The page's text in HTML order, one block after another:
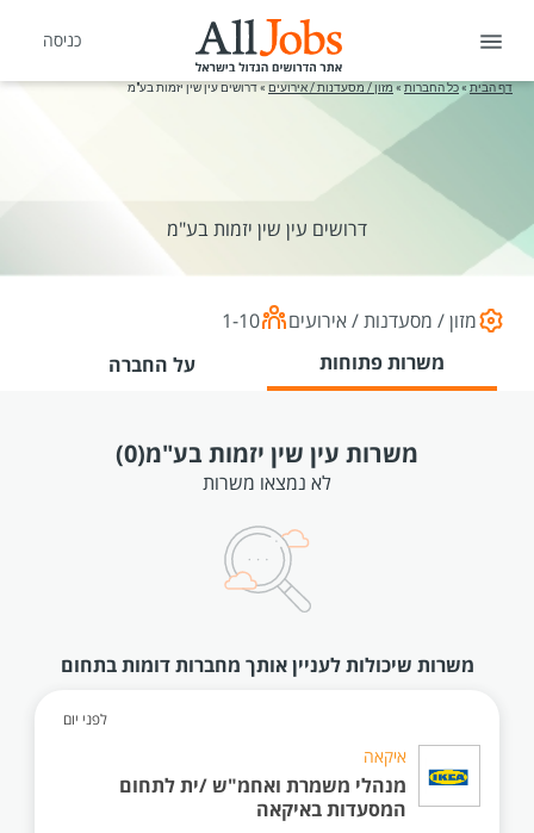
כניסה
דף הבית »כל החברות » מזון / מסעדנות / אירועים»דרושים עין שין יזמות בע"מ
דרושים עין שין יזמות בע"מ
מזון / מסעדנות / אירועים
1-10
משרות פתוחות
על החברה
משרות עין שין יזמות בע"מ(0)
לא נמצאו משרות
משרות שיכולות לעניין אותך מחברות דומות בתחום
לפני יום
איקאה
מנהלי משמרת ואחמ"ש /ית לתחום
המסעדות באיקאה